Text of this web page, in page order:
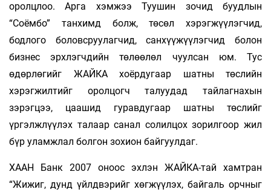
оролцлоо. Арга хэмжээ Туушин зочид буудлын
“Соёмбо” танхимд болж, төсөл хэрэгжүүлэгчид,
бодлого боловсруулагчид, санхүүжүүлэгчид болон
бизнес эрхлэгчдийн төлөөлөл чуулсан юм. Тус
өдөрлөгийг ЖАЙКА хоёрдугаар шатны төслийн
хэрэгжилтийг оролцогч талуудад тайлагнахын
зэрэгцээ, цаашид гуравдугаар шатны төслийг
үргэлжлүүлэх талаар санал солилцох зорилгоор жил
бүр уламжлал болгон зохион байгуулдаг.
ХААН Банк 2007 оноос эхлэн ЖАЙКА-тай хамтран
“Жижиг, дунд үйлдвэрийг хөгжүүлэх, байгаль орчныг